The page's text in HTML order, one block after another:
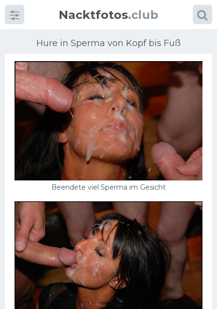
Nacktfotos.club
Hure in Sperma von Kopf bis Fuß
Beendete viel Sperma im Gesicht
Kategorien foto
Große Brüste
Blonde
Milfs
Massage
Reife Frauen
Schlampen
Anal
Russisch
Gruppen
Hardcore